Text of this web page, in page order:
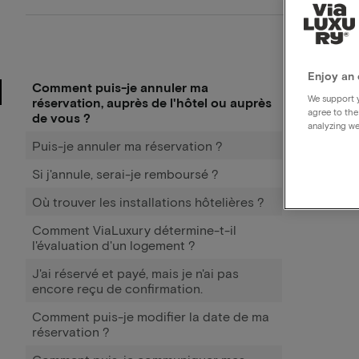
Comment puis-je annuler ma
réservation, auprès de l'hôtel ou auprès
de vous ?
Puis-je annuler ma réservation ?
Si j'annule, serai-je remboursé ?
Où trouver les installations hôtelières ?
Comment ViaLuxury détermine-t-il
l'évaluation d'un logement ?
J'ai réservé et payé, mais je n'ai pas
encore reçu de confirmation.
Comment puis-je modifier la date de ma
réservation ?
Enjoy an
We support
agree to
analyzing